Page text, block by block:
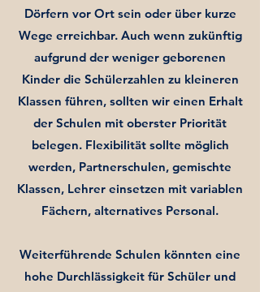
Dörfern vor Ort sein oder über kurze
Wege erreichbar. Auch wenn zukünftig
aufgrund der weniger geborenen
Kinder die Schülerzahlen zu kleineren
Klassen führen, sollten wir einen Erhalt
der Schulen mit oberster Priorität
belegen. Flexibilität sollte möglich
werden, Partnerschulen, gemischte
Klassen, Lehrer einsetzen mit variablen
Fächern, alternatives Personal.
Weiterführende Schulen könnten eine
hohe Durchlässigkeit für Schüler und